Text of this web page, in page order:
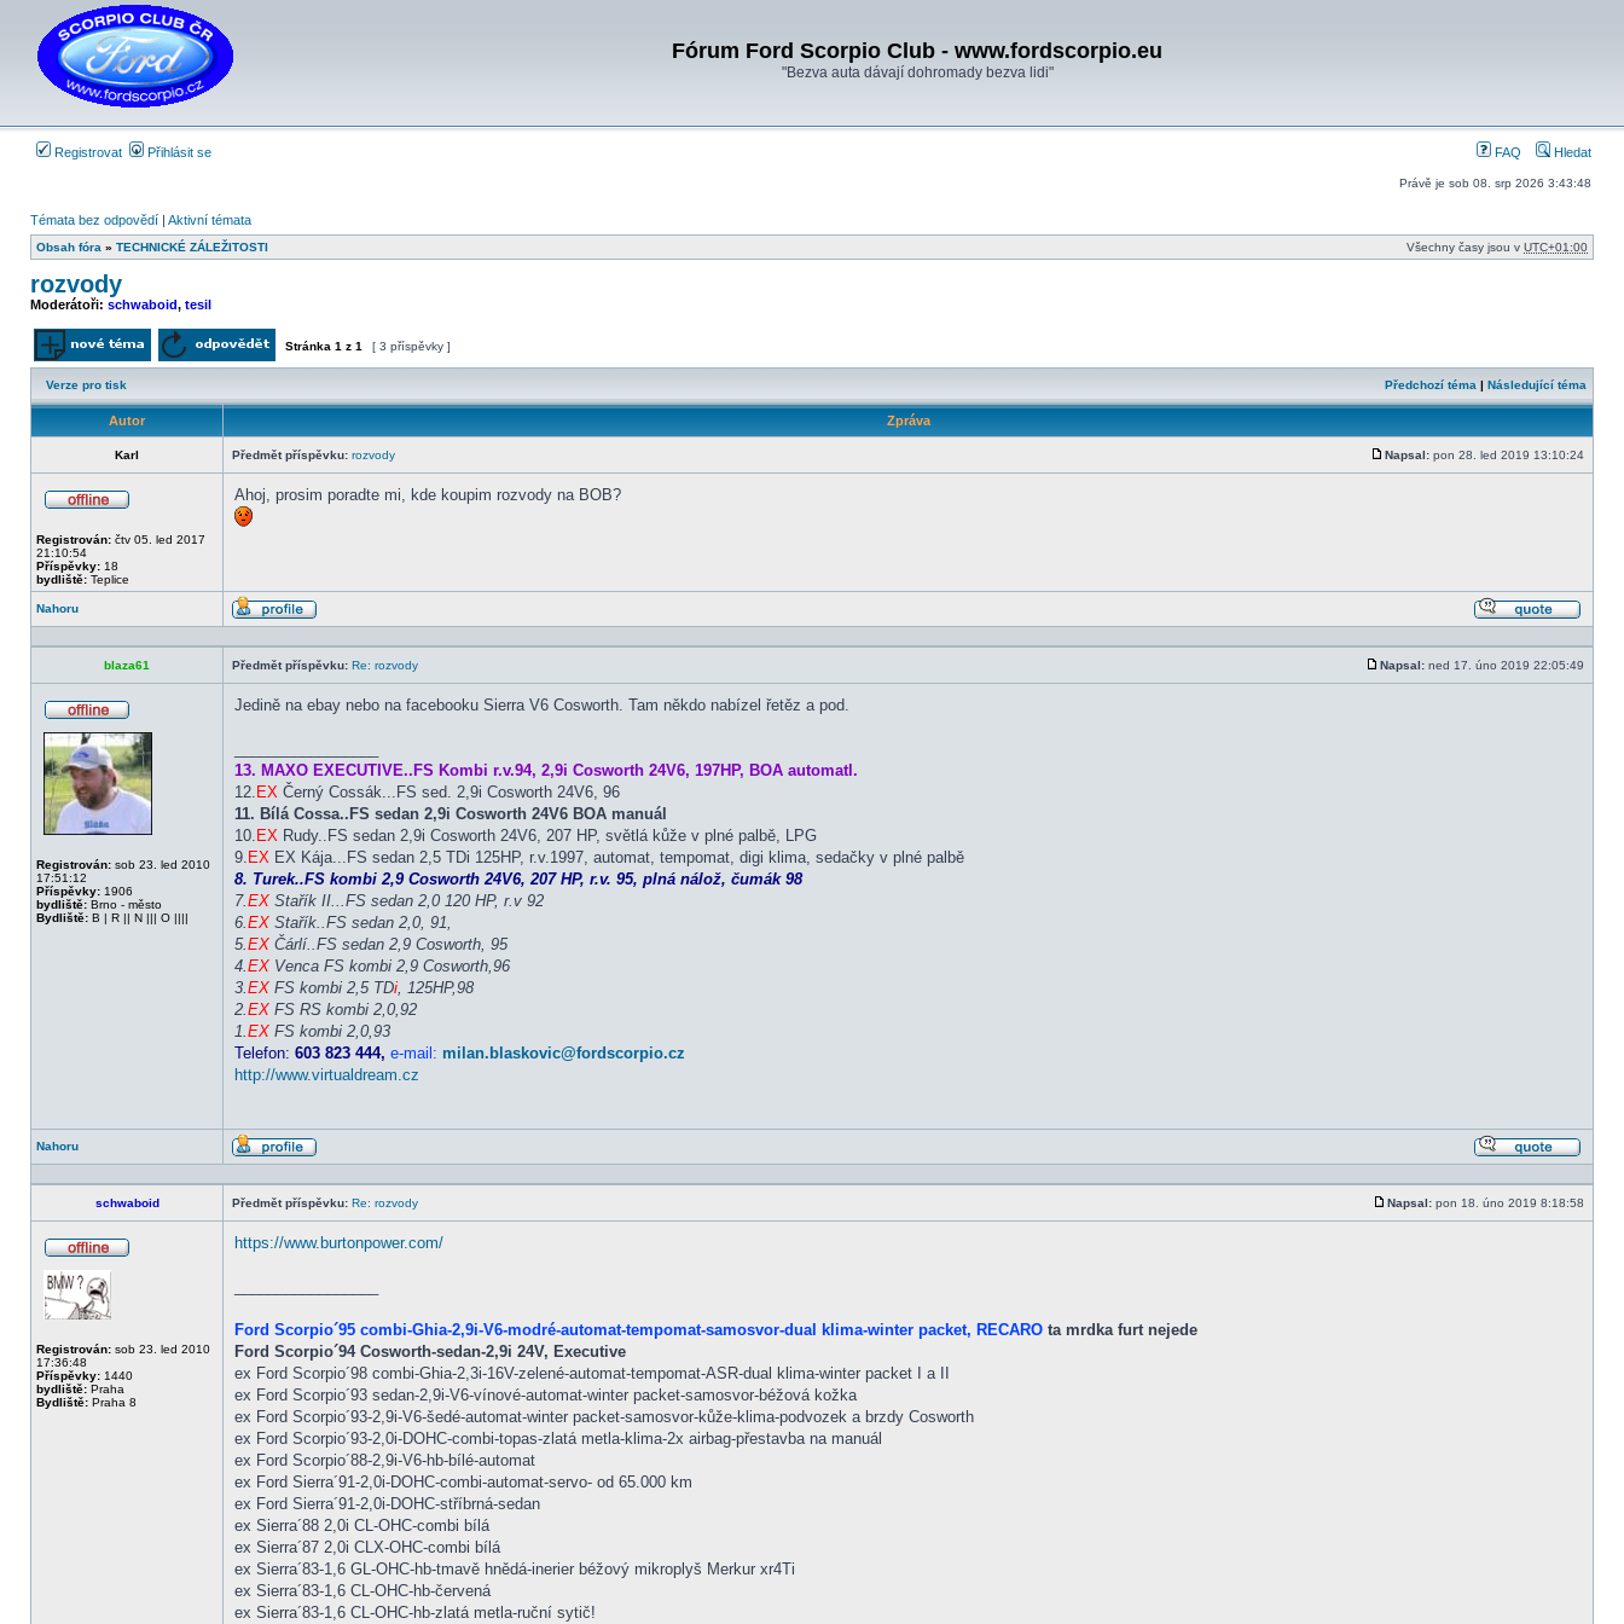
Fórum Ford Scorpio Club - www.fordscorpio.eu
"Bezva auta dávají dohromady bezva lidi"
Registrovat Přihlásit se FAQ Hledat
Právě je sob 08. srp 2026 3:43:48
Témata bez odpovědí | Aktivní témata
Obsah fóra » TECHNICKÉ ZÁLEŽITOSTI Všechny časy jsou v UTC+01:00
rozvody
Moderátoři: schwaboid, tesil
Odeslat nové téma Odpovědět na téma
Stránka 1 z 1 [ 3 příspěvky ]
Verze pro tisk Předchozí téma | Následující téma
Autor Zpráva
Karl Předmět příspěvku: rozvody
Příspěvek
Napsal: pon 28. led 2019 13:10:24
Registrován: čtv 05. led 2017
21:10:54
Příspěvky: 18
bydliště: Teplice
Ahoj, prosim poradte mi, kde koupim rozvody na BOB?
Nahoru
Profil
blaza61
Předmět příspěvku: Re: rozvody
Příspěvek
Napsal: ned 17. úno 2019 22:05:49
Registrován: sob 23. led 2010
17:51:12
Příspěvky: 1906
bydliště: Brno - město
Bydliště: B | R || N ||| O ||||
Jedině na ebay nebo na facebooku Sierra V6 Cosworth. Tam někdo nabízel řetěz a pod.
13. MAXO EXECUTIVE..FS Kombi r.v.94, 2,9i Cosworth 24V6, 197HP, BOA automatl.
12. EX Černý Cossák...FS sed. 2,9i Cosworth 24V6, 96
11. Bílá Cossa..FS sedan 2,9i Cosworth 24V6 BOA manuál
10. EX Rudy..FS sedan 2,9i Cosworth 24V6, 207 HP, světlá kůže v plné palbě, LPG
9. EX EX Kája...FS sedan 2,5 TDi 125HP, r.v.1997, automat, tempomat, digi klima, sedačky v plné palbě
8. Turek..FS kombi 2,9 Cosworth 24V6, 207 HP, r.v. 95, plná nálož, čumák 98
7.EX Stařík II...FS sedan 2,0 120 HP, r.v 92
6.EX Stařík..FS sedan 2,0, 91,
5.EX Čárlí..FS sedan 2,9 Cosworth, 95
4.EX Venca FS kombi 2,9 Cosworth,96
3.EX FS kombi 2,5 TDi, 125HP,98
2.EX FS RS kombi 2,0,92
1.EX FS kombi 2,0,93
Telefon: 603 823 444, e-mail: milan.blaskovic@fordscorpio.cz
http://www.virtualdream.cz
Nahoru
Profil
schwaboid
Předmět příspěvku: Re: rozvody
Příspěvek
Napsal: pon 18. úno 2019 8:18:58
Registrován: sob 23. led 2010
17:36:48
Příspěvky: 1440
bydliště: Praha
Bydliště: Praha 8
https://www.burtonpower.com/
Ford Scorpio´95 combi-Ghia-2,9i-V6-modré-automat-tempomat-samosvor-dual klima-winter packet, RECARO ta mrdka furt nejede
Ford Scorpio´94 Cosworth-sedan-2,9i 24V, Executive
ex Ford Scorpio´98 combi-Ghia-2,3i-16V-zelené-automat-tempomat-ASR-dual klima-winter packet I a II
ex Ford Scorpio´93 sedan-2,9i-V6-vínové-automat-winter packet-samosvor-béžová kožka
ex Ford Scorpio´93-2,9i-V6-šedé-automat-winter packet-samosvor-kůže-klima-podvozek a brzdy Cosworth
ex Ford Scorpio´93-2,0i-DOHC-combi-topas-zlatá metla-klima-2x airbag-přestavba na manuál
ex Ford Scorpio´88-2,9i-V6-hb-bílé-automat
ex Ford Sierra´91-2,0i-DOHC-combi-automat-servo- od 65.000 km
ex Ford Sierra´91-2,0i-DOHC-stříbrná-sedan
ex Sierra´88 2,0i CL-OHC-combi bílá
ex Sierra´87 2,0i CLX-OHC-combi bílá
ex Sierra´83-1,6 GL-OHC-hb-tmavě hnědá-inerier béžový mikroplyš Merkur xr4Ti
ex Sierra´83-1,6 CL-OHC-hb-červená
ex Sierra´83-1,6 CL-OHC-hb-zlatá metla-ruční sytič!